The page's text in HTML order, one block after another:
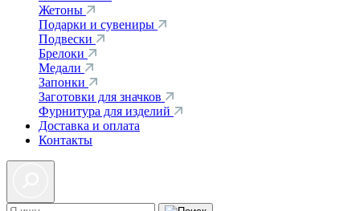
Жетоны
Подарки и сувениры
Подвески
Брелоки
Медали
Запонки
Заготовки для значков
Фурнитура для изделий
Доставка и оплата
Контакты